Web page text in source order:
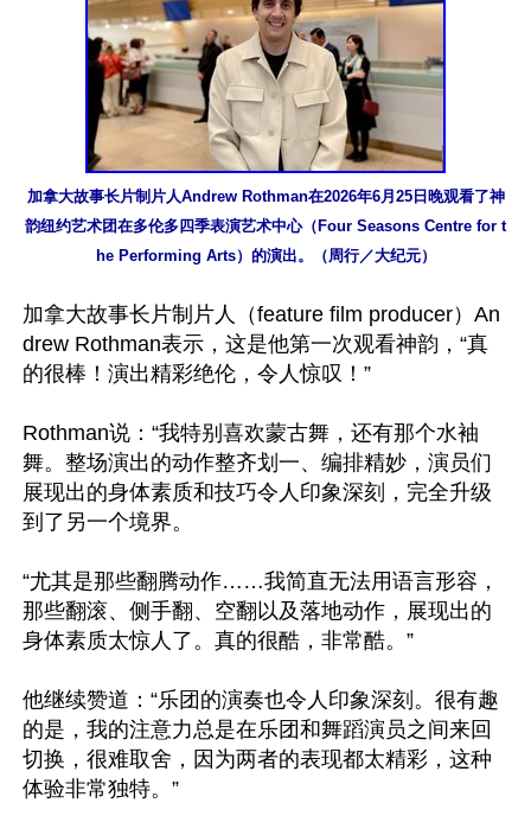
加拿大故事长片制片人Andrew Rothman在2026年6月25日晚观看了神
韵纽约艺术团在多伦多四季表演艺术中心（Four Seasons Centre for t
he Performing Arts）的演出。（周行／大纪元）
加拿大故事长片制片人（feature film producer）An
drew Rothman表示，这是他第一次观看神韵，“真
的很棒！演出精彩绝伦，令人惊叹！”
Rothman说：“我特别喜欢蒙古舞，还有那个水袖
舞。整场演出的动作整齐划一、编排精妙，演员们
展现出的身体素质和技巧令人印象深刻，完全升级
到了另一个境界。
“尤其是那些翻腾动作……我简直无法用语言形容，
那些翻滚、侧手翻、空翻以及落地动作，展现出的
身体素质太惊人了。真的很酷，非常酷。”
他继续赞道：“乐团的演奏也令人印象深刻。很有趣
的是，我的注意力总是在乐团和舞蹈演员之间来回
切换，很难取舍，因为两者的表现都太精彩，这种
体验非常独特。”